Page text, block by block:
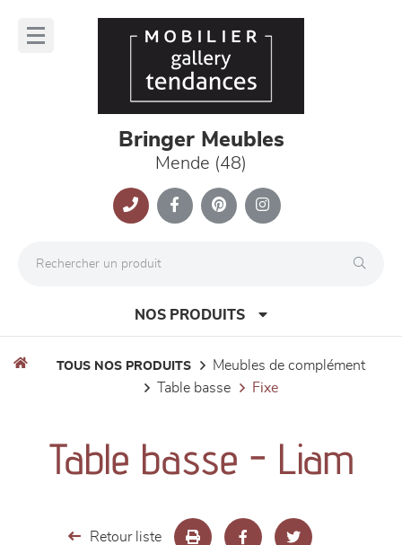
Bringer Meubles
Mende (48)
NOS PRODUITS
séjours
TOUS NOS PRODUITS
meubles de complément
table basse
fixe
Table basse - Liam
Retour liste